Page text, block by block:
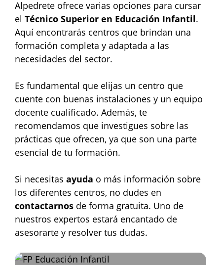
Alpedrete ofrece varias opciones para cursar
el Técnico Superior en Educación Infantil.
Aquí encontrarás centros que brindan una
formación completa y adaptada a las
necesidades del sector.
Es fundamental que elijas un centro que
cuente con buenas instalaciones y un equipo
docente cualificado. Además, te
recomendamos que investigues sobre las
prácticas que ofrecen, ya que son una parte
esencial de tu formación.
Si necesitas ayuda o más información sobre
los diferentes centros, no dudes en
contactarnos de forma gratuita. Uno de
nuestros expertos estará encantado de
asesorarte y resolver tus dudas.